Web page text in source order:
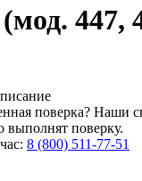
447,
поверка? Наши
выполнят поверку.
8 (800) 511-77-51